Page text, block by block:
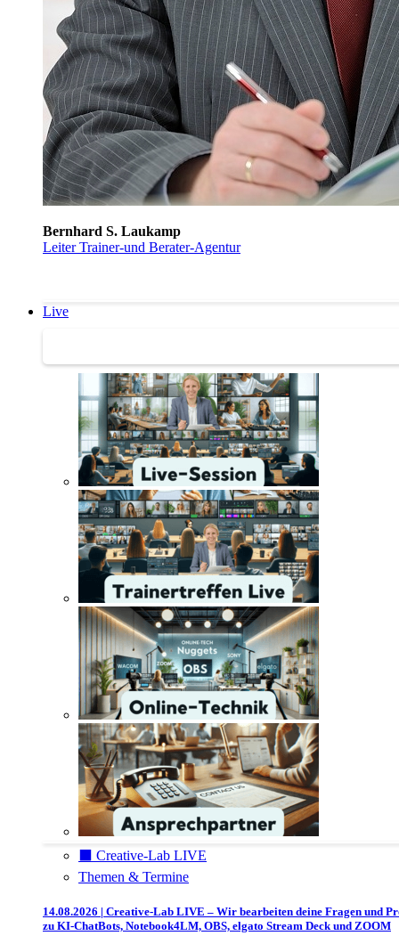
Bernhard S. Laukamp
Leiter Trainer-und Berater-Agentur
Live
⬛️ Creative-Lab LIVE
Themen & Termine
14.08.2026 | Creative-Lab LIVE – Wir bearbeiten deine Fragen und
zu KI-ChatBots, Notebook4LM, OBS, elgato Stream Deck und ZOOM